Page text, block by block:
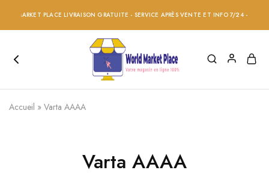
MARKET PLACE LIVRAISON GRATUITE - SERVICE APRÈS VENTE ET INFO 7/24 -
Accueil » Varta AAAA
Varta AAAA